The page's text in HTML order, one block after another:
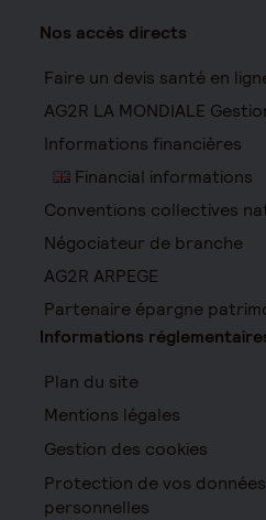
Nos accès directs
Faire un devis santé en
AG2R LA MONDIALE
Informations financières
Financial informations
Conventions collectives
Négociateur de branche
AG2R ARPEGE
Partenaire épargne
Informations
Plan du site
Mentions légales
Gestion des cookies
Protection de vos données
personnelles